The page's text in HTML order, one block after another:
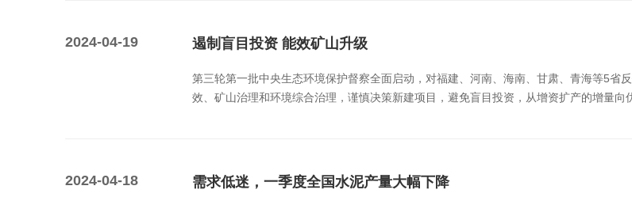
2024-04-19 遏制盲目投资 能效矿山升级
第三轮第一批中央生态环境保护督察全面启动，对福建、河南、海南、甘肃、青海等5省
效、矿山治理和环境综合治理，谨慎决策新建项目，避免盲目投资，从增资扩产的增量向
2024-04-18 需求低迷，一季度全国水泥产量大幅下降